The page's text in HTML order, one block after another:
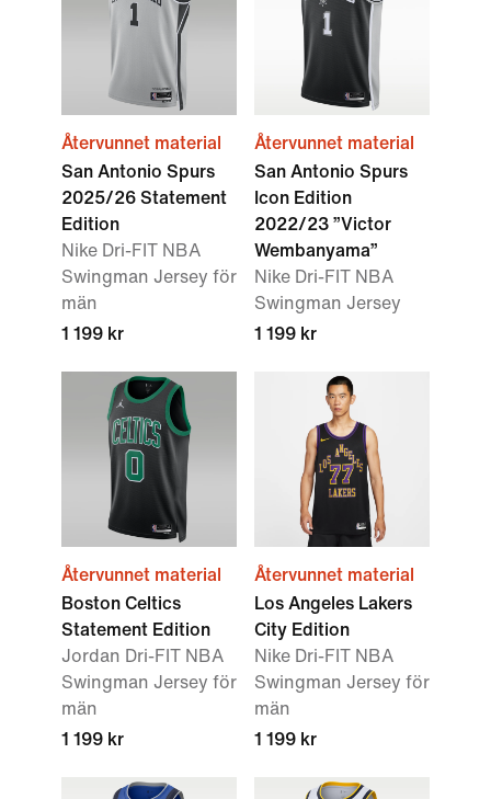
Återvunnet material
San Antonio Spurs
2025/26 Statement
Edition
Nike Dri-FIT NBA
Swingman Jersey för
män
1 199 kr
Återvunnet material
San Antonio Spurs
Icon Edition
2022/23 ”Victor
Wembanyama”
Nike Dri-FIT NBA
Swingman Jersey
1 199 kr
Återvunnet material
Boston Celtics
Statement Edition
Jordan Dri-FIT NBA
Swingman Jersey för
män
1 199 kr
Återvunnet material
Los Angeles Lakers
City Edition
Nike Dri-FIT NBA
Swingman Jersey för
män
1 199 kr